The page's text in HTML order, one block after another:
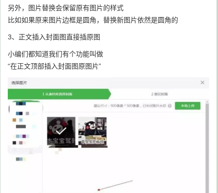
另外，图片替换会保留原有图片的样式
比如如果原来图片边框是圆角，替换新图片依然是圆角的
3、正文插入封面图直接插原图
小编们都知道我们有个功能叫做
“在正文顶部插入封面图原图片”